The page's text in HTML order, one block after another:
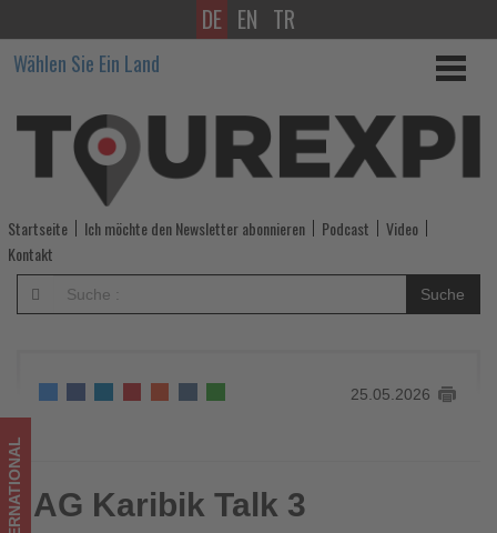
AG
Karibik
Talk
-
Wissen,
was
Tourismus
los
ist!
DE EN TR
Wählen Sie Ein Land
Startseite Ich möchte den Newsletter abonnieren Podcast
Video
Kontakt
Suche
25.05.2026
AG Karibik Talk 3
INTERNATIONAL AG Karibik Talk 3